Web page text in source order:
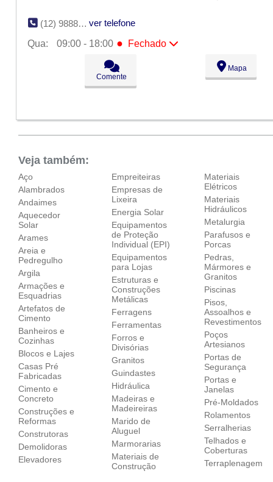
(12) 98889-4978
ver telefone
Qua:
09:00 - 18:00 ● Fechado
09:00 - 18:00
09:00 - 18:00
09:00 - 18:00
Comente
Mapa
Veja também:
Aço
Alambrados
Andaimes
Aquecedor
Solar
Arames
Areia e
Pedregulho
Argila
Armações e
Esquadrias
Artefatos de
Cimento
Banheiros e
Cozinhas
Blocos e Lajes
Casas Pré
Fabricadas
Cimento e
Concreto
Construções e
Reformas
Construtoras
Demolidoras
Elevadores
Empreiteiras
Empresas de
Lixeira
Energia Solar
Equipamentos
de Proteção
Individual (EPI)
Equipamentos
para Lojas
Estruturas e
Construções
Metálicas
Ferragens
Ferramentas
Forros e
Divisórias
Granitos
Guindastes
Hidráulica
Madeiras e
Madeireiras
Marido de
Aluguel
Marmorarias
Materiais de
Construção
Materiais
Elétricos
Materiais
Hidráulicos
Metalurgia
Parafusos e
Porcas
Pedras,
Mármores e
Granitos
Piscinas
Pisos,
Assoalhos e
Revestimentos
Poços
Artesianos
Portas de
Segurança
Portas e
Janelas
Pré-Moldados
Rolamentos
Serralherias
Telhados e
Coberturas
Terraplenagem